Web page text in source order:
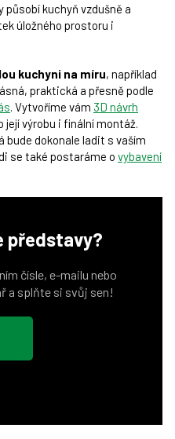
kuchyň vzdušně a
úložného prostoru i
kuchyni na míru, například
praktická a přesně podle
. Vytvoříme vám 3D návrh
její výrobu i finální montáž.
dokonale ladit s vaším
se také postaráme o vybavení
představy?
čísle, e-mailu nebo
a splňte si svůj sen!